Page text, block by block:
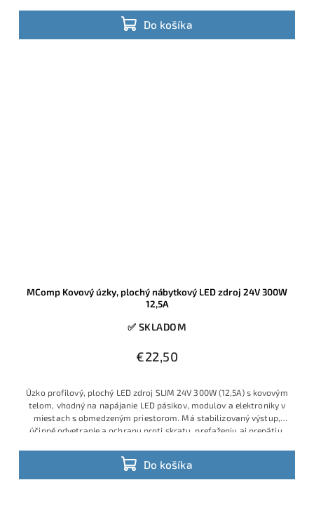
Do košíka
MComp Kovový úzky, plochý nábytkový LED zdroj 24V 300W
12,5A
✅ SKLADOM
€22,50
Do košíka
Úzko profilový, plochý LED zdroj SLIM 24V 300W (12,5A) s kovovým
telom, vhodný na napájanie LED pásikov, modulov a elektroniky v
miestach s obmedzeným priestorom. Má stabilizovaný výstup,
účinné odvetranie a ochranu proti skratu, preťaženiu aj prepätiu.